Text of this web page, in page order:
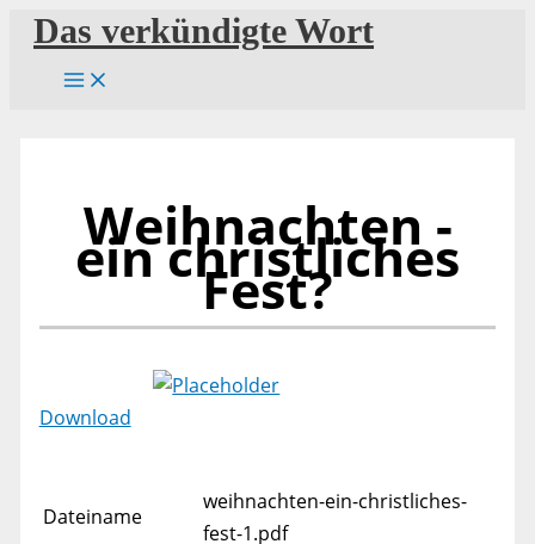
Zum
Inhalt
springen
Das verkündigte Wort
Weihnachten -
ein christliches
Fest?
Download
Dateiname
weihnachten-ein-christliches-
fest-1.pdf